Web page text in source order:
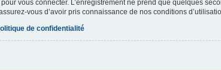
vous connecter. L’enregistrement ne prend que quelques
vous d’avoir pris connaissance de nos conditions
de confidentialité